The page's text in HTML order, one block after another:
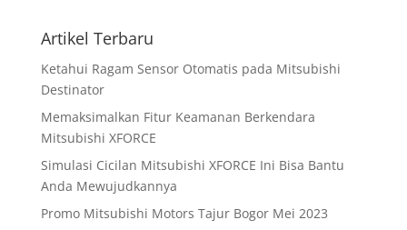
Artikel Terbaru
Ketahui Ragam Sensor Otomatis pada Mitsubishi
Destinator
Memaksimalkan Fitur Keamanan Berkendara
Mitsubishi XFORCE
Simulasi Cicilan Mitsubishi XFORCE Ini Bisa Bantu
Anda Mewujudkannya
Promo Mitsubishi Motors Tajur Bogor Mei 2023